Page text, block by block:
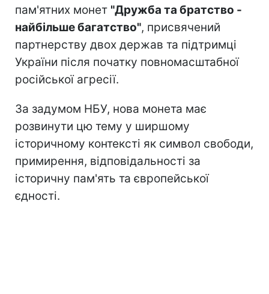
пам'ятних монет "Дружба та братство -
найбільше багатство", присвячений
партнерству двох держав та підтримці
України після початку повномасштабної
російської агресії.
За задумом НБУ, нова монета має
розвинути цю тему у ширшому
історичному контексті як символ свободи,
примирення, відповідальності за
історичну пам'ять та європейської
єдності.